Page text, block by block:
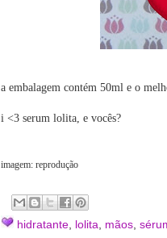
a embalagem contém 50ml e o
i <3 serum lolita, e vocês?
imagem: reprodução
hidratante lolita mãos